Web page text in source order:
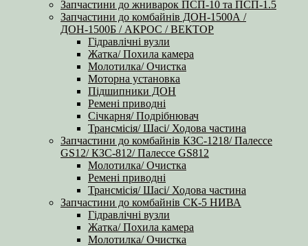
Запчастини до жниварок ПСП-10 та ПСП-1.5
Запчастини до комбайнів ДОН-1500А /
ДОН-1500Б / АКРОС / ВЕКТОР
Гідравлічні вузли
Жатка/ Похила камера
Молотилка/ Очистка
Моторна установка
Підшипники ДОН
Ремені приводні
Січкарня/ Подрібнювач
Трансмісія/ Шасі/ Ходова частина
Запчастини до комбайнів КЗС-1218/ Палессе
GS12/ КЗС-812/ Палессе GS812
Молотилка/ Очистка
Ремені приводні
Трансмісія/ Шасі/ Ходова частина
Запчастини до комбайнів СК-5 НИВА
Гідравлічні вузли
Жатка/ Похила камера
Молотилка/ Очистка